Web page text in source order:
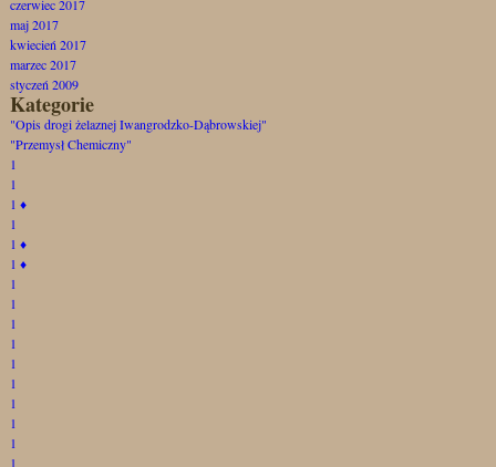
czerwiec 2017
maj 2017
kwiecień 2017
marzec 2017
styczeń 2009
Kategorie
"Opis drogi żelaznej Iwangrodzko-Dąbrowskiej"
"Przemysł Chemiczny"
1
1
1 ♦
1
1 ♦
1 ♦
1
1
1
1
1
1
1
1
1
1